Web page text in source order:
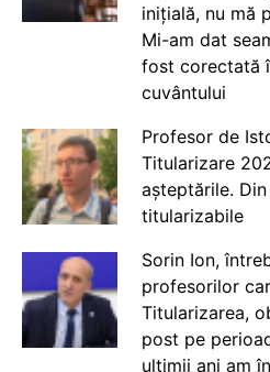
inițială, nu mă
Mi-am dat
fost corectată
cuvântului
Profesor de
Titularizare
așteptările.
titularizabile
Sorin Ion,
profesorilor
Titularizarea,
post pe
ultimii ani am